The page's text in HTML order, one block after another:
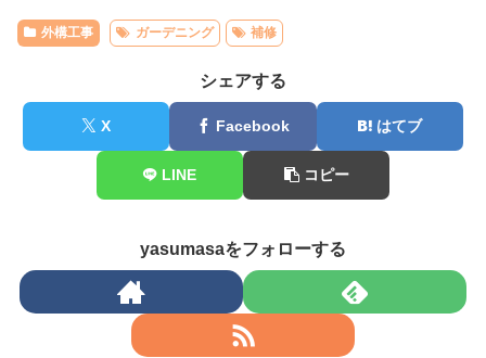
外構工事 ガーデニング 補修
シェアする
X Facebook はてブ
LINE コピー
yasumasaをフォローする